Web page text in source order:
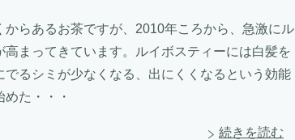
からあるお茶ですが、2010年ころから、急激にル
高まってきています。ルイボスティーには白髪を
でるシミが少なくなる、出にくくなるという効能
た・・・
続きを読む